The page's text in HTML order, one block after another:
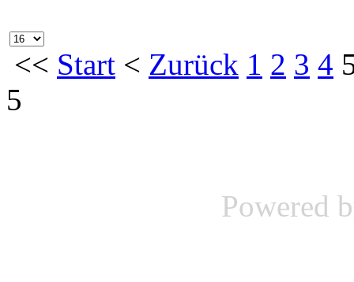
<< Start < Zurück 1 2 3 4
5
Powered